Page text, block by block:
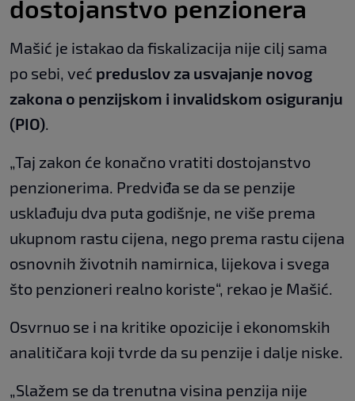
dostojanstvo penzionera
Mašić je istakao da fiskalizacija nije cilj sama
po sebi, već preduslov za usvajanje novog
zakona o penzijskom i invalidskom osiguranju
(PIO).
„Taj zakon će konačno vratiti dostojanstvo
penzionerima. Predviđa se da se penzije
usklađuju dva puta godišnje, ne više prema
ukupnom rastu cijena, nego prema rastu cijena
osnovnih životnih namirnica, lijekova i svega
što penzioneri realno koriste“, rekao je Mašić.
Osvrnuo se i na kritike opozicije i ekonomskih
analitičara koji tvrde da su penzije i dalje niske.
„Slažem se da trenutna visina penzija nije